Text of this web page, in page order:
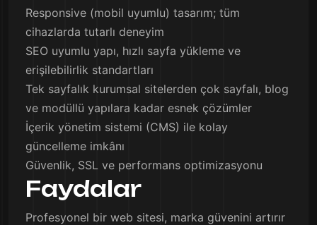
Responsive (mobil uyumlu) tasarım; tüm
cihazlarda tutarlı deneyim
SEO uyumlu yapı, hızlı sayfa yükleme ve
erişilebilirlik standartları
Tek sayfalık kurumsal sitelerden çok sayfalı, blog
ve modüllü yapılara kadar esnek çözümler
İçerik yönetim sistemi (CMS) ile kolay
güncelleme imkânı
Güvenlik, SSL ve performans optimizasyonu
Faydalar
Profesyonel bir web sitesi, marka güvenini artırır